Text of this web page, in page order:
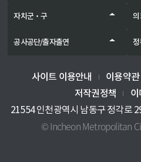
자치군‧구 의
공사공단/출자출연 정
사이트 이용안내 이용약관
저작권정책
이
21554 인천광역시 남동구 정각로
© Incheon Metropolitan